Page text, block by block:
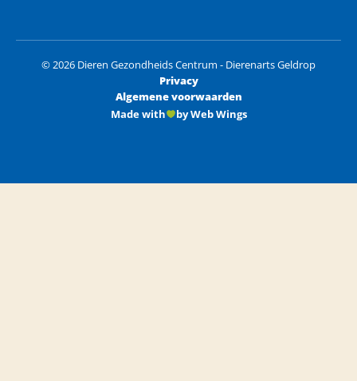
© 2026 Dieren Gezondheids Centrum - Dierenarts Geldrop
Privacy
Algemene voorwaarden
Made with
by Web Wings